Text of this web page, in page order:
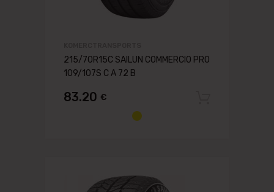
215/70R15C SAILUN COMMERCIO PRO
109/107S C A 72 B
83.20 €